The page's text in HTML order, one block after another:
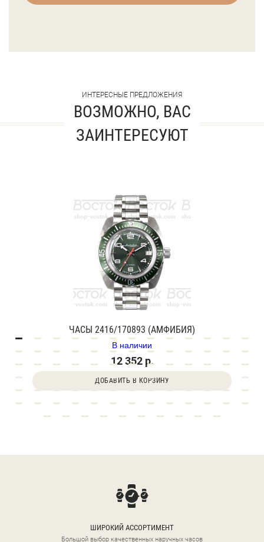
ИНТЕРЕСНЫЕ ПРЕДЛОЖЕНИЯ
ВОЗМОЖНО, ВАС
ЗАИНТЕРЕСУЮТ
ЧАСЫ 2416/170893 (АМФИБИЯ)
В наличии
12 352 р.
ДОБАВИТЬ В КОРЗИНУ
ШИРОКИЙ АССОРТИМЕНТ
Большой выбор качественных наручных часов